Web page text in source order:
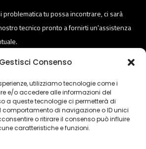
Gestisci Consenso
utilizziamo tecnologie come i
e/o accedere alle informazioni del
a queste tecnologie ci permetterà di
di navigazione o ID unici
o ritirare il consenso può influire
caratteristiche e funzioni.
problematica tu possa incontrare, ci sarà
tecnico pronto a fornirti un'assistenza
a corriere espresso per garantire una
e sicura